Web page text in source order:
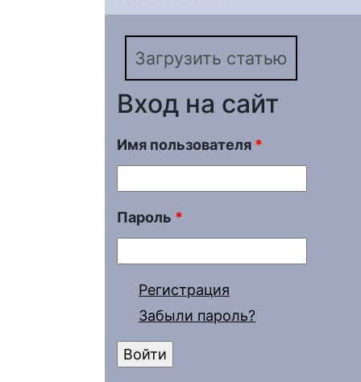
Загрузить статью
Вход на сайт
Имя пользователя *
Пароль *
Регистрация
Забыли пароль?